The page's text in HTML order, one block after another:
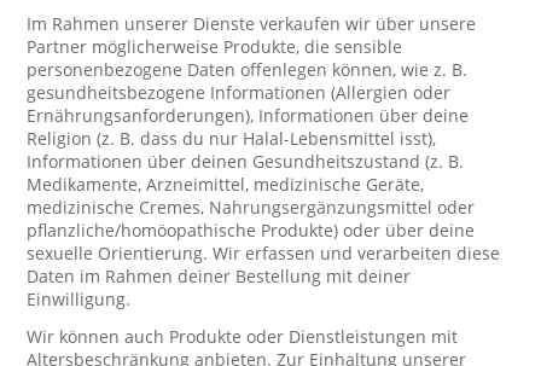
Im Rahmen unserer Dienste verkaufen wir über unsere
Partner möglicherweise Produkte, die sensible
personenbezogene Daten offenlegen können, wie z. B.
gesundheitsbezogene Informationen (Allergien oder
Ernährungsanforderungen), Informationen über deine
Religion (z. B. dass du nur Halal-Lebensmittel isst),
Informationen über deinen Gesundheitszustand (z. B.
Medikamente, Arzneimittel, medizinische Geräte,
medizinische Cremes, Nahrungsergänzungsmittel oder
pflanzliche/homöopathische Produkte) oder über deine
sexuelle Orientierung. Wir erfassen und verarbeiten diese
Daten im Rahmen deiner Bestellung mit deiner
Einwilligung.
Wir können auch Produkte oder Dienstleistungen mit
Altersbeschränkung anbieten. Zur Einhaltung unserer